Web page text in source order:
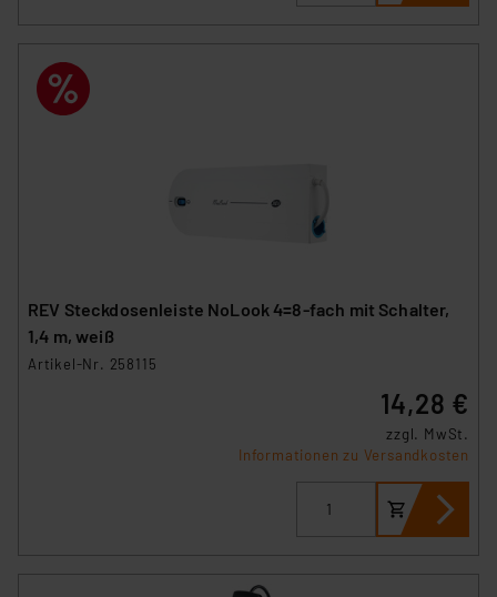
REV Steckdosenleiste NoLook 4=8-fach mit Schalter,
1,4 m, weiß
Artikel-Nr. 258115
14,28 €
zzgl. MwSt.
Informationen zu Versandkosten